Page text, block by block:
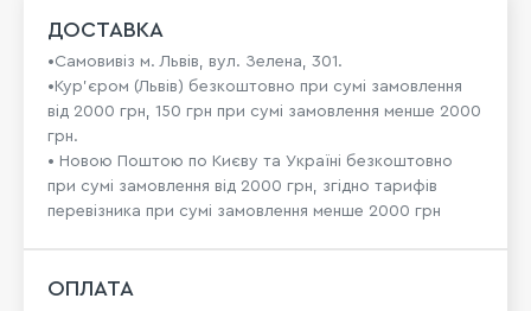
ДОСТАВКА
•Самовивіз м. Львів, вул. Зелена, 301.
•Кур'єром (Львів) безкоштовно при сумі замовлення
від 2000 грн, 150 грн при сумі замовлення менше 2000
грн.
• Новою Поштою по Києву та Україні безкоштовно
при сумі замовлення від 2000 грн, згідно тарифів
перевізника при сумі замовлення менше 2000 грн
ОПЛАТА